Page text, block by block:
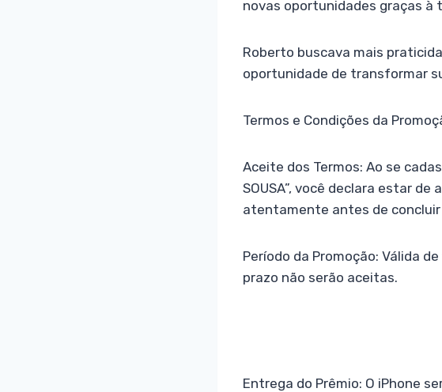
novas oportunidades graças à
Roberto buscava mais
oportunidade de transformar
Termos e Condições da
Aceite dos Termos: Ao se
SOUSA”, você declara estar
atentamente antes de concluir
Período da Promoção: Válida
prazo não serão aceitas.
Entrega do Prêmio: O iPhone